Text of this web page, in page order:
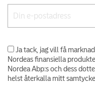
Ja tack, jag vill få
Nordeas finansiella
Nordea Abp:s och dess
helst återkalla mitt